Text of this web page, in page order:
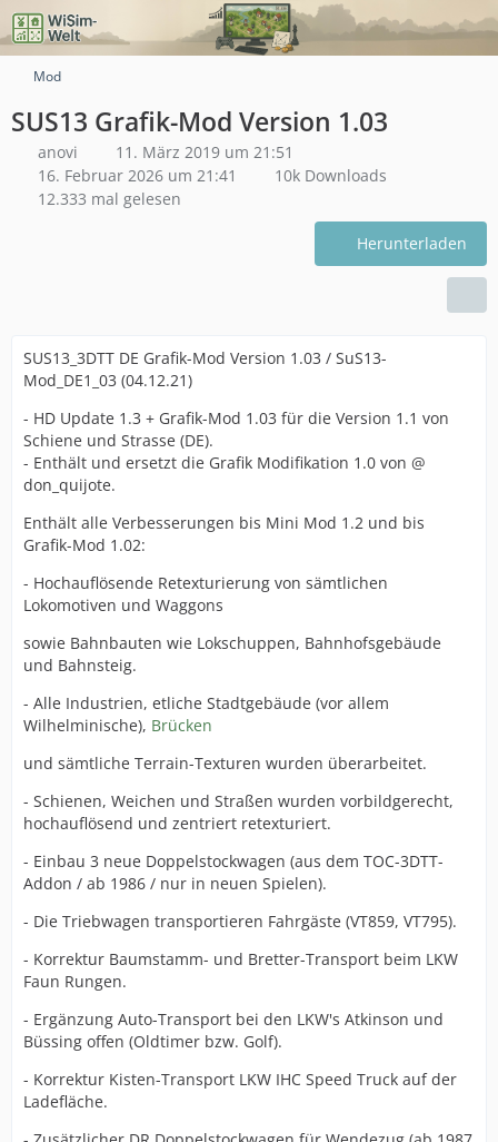
Mod
SUS13 Grafik-Mod Version 1.03
anovi
11. März 2019 um 21:51
16. Februar 2026 um 21:41
10k Downloads
12.333 mal gelesen
Herunterladen
SUS13_3DTT DE Grafik-Mod Version 1.03 / SuS13-
Mod_DE1_03 (04.12.21)
- HD Update 1.3 + Grafik-Mod 1.03 für die Version 1.1 von
Schiene und Strasse (DE).
- Enthält und ersetzt die Grafik Modifikation 1.0 von @
don_quijote.
Enthält alle Verbesserungen bis Mini Mod 1.2 und bis
Grafik-Mod 1.02:
- Hochauflösende Retexturierung von sämtlichen
Lokomotiven und Waggons
sowie Bahnbauten wie Lokschuppen, Bahnhofsgebäude
und Bahnsteig.
- Alle Industrien, etliche Stadtgebäude (vor allem
Wilhelminische), Brücken
und sämtliche Terrain-Texturen wurden überarbeitet.
- Schienen, Weichen und Straßen wurden vorbildgerecht,
hochauflösend und zentriert retexturiert.
- Einbau 3 neue Doppelstockwagen (aus dem TOC-3DTT-
Addon / ab 1986 / nur in neuen Spielen).
- Die Triebwagen transportieren Fahrgäste (VT859, VT795).
- Korrektur Baumstamm- und Bretter-Transport beim LKW
Faun Rungen.
- Ergänzung Auto-Transport bei den LKW's Atkinson und
Büssing offen (Oldtimer bzw. Golf).
- Korrektur Kisten-Transport LKW IHC Speed Truck auf der
Ladefläche.